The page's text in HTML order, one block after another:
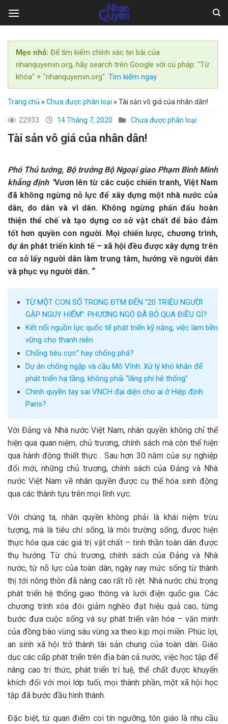
Mẹo nhỏ: Để tìm kiếm chính xác tin bài của
nhanquyenvn.org, hãy search trên Google với cú pháp: "Từ
khóa" + "nhanquyenvn.org". Tìm kiếm ngay
Trang chủ » Chưa được phân loại » Tài sản vô giá của nhân dân!
22933 14 Tháng 7, 2020 Chưa được phân loại
Tài sản vô giá của nhân dân!
Phó Thủ tướng, Bộ trưởng Bộ Ngoại giao Phạm Bình Minh
khẳng định“Vươn lên từ các cuộc chiến tranh, Việt Nam
đã không ngừng nỗ lực để xây dựng một nhà nước của
dân, do dân và vì dân. Không ngừng phấn đấu hoàn
thiện thể chế và tạo dựng cơ sở vật chất để bảo đảm
tốt hơn quyền con người. Mọi chiến lược, chương trình,
dự án phát triển kinh tế – xã hội đều được xây dựng trên
cơ sở lấy người dân làm trung tâm, hướng về người dân
và phục vụ người dân. “
TỪ MỘT CON SỐ TRONG ĐTM ĐẾN “20 TRIỆU NGƯỜI
GẶP NGUY HIỂM”: PHƯƠNG NGÔ ĐÃ BỎ QUA ĐIỀU GÌ?
Kết nối nguồn lực quốc tế phát triển kỹ năng, việc làm bền
vững cho thanh niên
Chống tiêu cực” hay chống phá?
Dự án chống ngập và cầu Mô Vĩnh: Xử lý khó khăn để
phát triển hạ tầng, không phải “lãng phí hệ thống”
Chính quyền tay sai VNCH đại diện cho ai ở Hiệp định
Paris?
Với Đảng và Nhà nước Việt Nam, nhân quyền không chỉ thể
hiện qua quan niệm, chủ trương, chính sách mà còn thể hiện
qua hành động thiết thực . Sau hơn 30 năm của sự nghiệp
đổi mới, những chủ trương, chính sách của Đảng và Nhà
nước Việt Nam về nhân quyền được cụ thể hóa sinh động
qua các thành tựu trên mọi lĩnh vực.
Với chúng ta, nhân quyền không phải là khái niệm trừu
tượng, mà là tiêu chí sống, là môi trường sống, được hiện
thực hóa qua các giá trị vật chất – tinh thần toàn dân được
thụ hưởng. Từ chủ trương, chính sách của Đảng và Nhà
nước, từ nỗ lực của toàn dân, ngày nay mức sống từ thành
thị tới nông thôn đã nâng cao rất rõ rệt. Nhà nước chú trọng
phát triển hệ thống giao thông và lưới điện quốc gia. Các
chương trình xóa đói giảm nghèo đạt hiệu quả cao, từng
bước đưa cuộc sống và sự phát triển văn hóa – văn minh
của đồng bào vùng sâu vùng xa theo kịp mọi miền. Phúc lợi,
an sinh xã hội trở thành tài sản chung của toàn dân. Giáo
dục các cấp phát triển trên địa bàn cả nước, việc học tập để
nâng cao tri thức, phát triển trí tuệ, thể chất được khuyến
khích đối với mọi lớp tuổi, mọi thành phần, một xã hội học
tập đã bước đầu hình thành.
Đặc biệt, từ quan điểm coi tín ngưỡng, tôn giáo là nhu cầu